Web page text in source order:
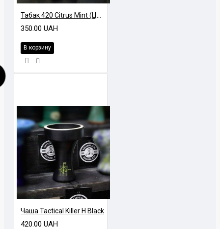
350.00 UAH
В корзину
Чаша Tactical Killer H Black
420.00 UAH